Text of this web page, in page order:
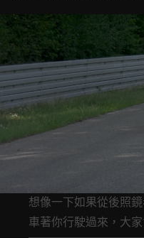
想像一下如果從後照
車著你行駛過來，大